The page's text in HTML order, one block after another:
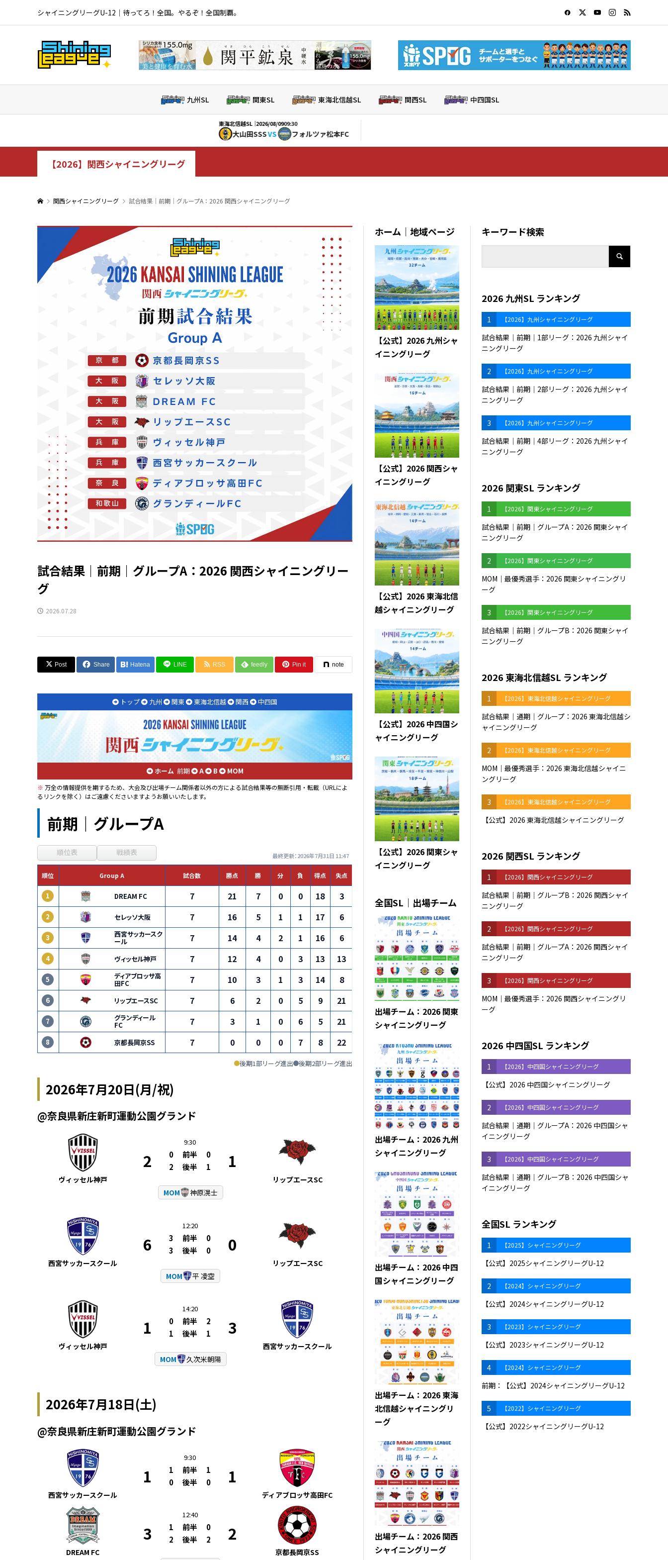
シャイニングリーグU-12｜待ってろ！全国。やるぞ！全国制覇。
九州SL 関東SL 東海北信越SL 関西SL 中四国SL
東海北信越SL｜2026/08/0909:30
大山田SSSVS フォルツァ松本FC
【2026】関西シャイニングリーグ
関西シャイニングリーグ 試合結果｜前期｜グループA：2026 関西シャイニングリーグ
試合結果｜前期｜グループA：2026 関西シャイニングリー
グ
2026.07.28
Post Share Hatena LINE RSS feedly Pin it note
トップ 九州 関東 東海北信越 関西 中四国
ホーム前期 A B MOM
※ 万全の情報提供を期するため、大会及び出場チーム関係者以外の方による試合結果等の無断引用・転載（URLによ
るリンクを除く）はご遠慮くださいますようお願いいたします。
前期｜グループA
順位表 戦績表 最終更新：2026年7月31日 11:47
順位 Group A 試合数 勝点 勝 分 負 得点 失点
1 DREAM FC 7 21 7 0 0 18 3 21
2 セレッソ大阪 7 16 5 1 1 17 6 0 16
3 西宮サッカースク
ール 7 14 4 2 1 16 6 14
4 ヴィッセル神戸 7 12 4 0 3 13 13 0 12
5 ディアブロッサ高
田FC 7 10 3 1 3 14 8 0 10
6 リップエースSC 7 6 2 0 5 9 21 0 6
7 グランディール
FC 7 3 1 0 6 5 21 0 3
8 京都長岡京SS 7 0 0 0 7 8 22 0 0
後期1部リーグ進出 後期2部リーグ進出
2026年7月20日(月/祝)
@奈良県新庄新町運動公園グランド
ヴィッセル神戸
9:30
2 0 前半 0 1
2 後半 1
リップエースSC
MOM
神原滉士
西宮サッカースクール
12:20
6 3 前半 0 0
3 後半 0
リップエースSC
MOM
平 凌空
ヴィッセル神戸
14:20
1 0 前半 2 3
1 後半 1
西宮サッカースクール
MOM
久次米朝陽
2026年7月18日(土)
@奈良県新庄新町運動公園グランド
西宮サッカースクール
9:30
1 1 前半 1 1
0 後半 0
ディアブロッサ高田FC
DREAM FC
12:40
3 1 前半 0 2
2 後半 2
京都長岡京SS
ホーム｜地域ページ
【公式】2026 九州シャ
イニングリーグ
【公式】2026 関西シャ
イニングリーグ
【公式】2026 東海北信
越シャイニングリーグ
【公式】2026 中四国シ
ャイニングリーグ
【公式】2026 関東シャ
イニングリーグ
全国SL｜出場チーム
出場チーム：2026 関東
シャイニングリーグ
出場チーム：2026 九州
シャイニングリーグ
出場チーム：2026 中四
国シャイニングリーグ
出場チーム：2026 東海
北信越シャイニングリ
ーグ
出場チーム：2026 関西
シャイニングリーグ
キーワード検索
2026 九州SL ランキング
1 【2026】九州シャイニングリーグ
試合結果｜前期｜1部リーグ：2026 九州シャイ
ニングリーグ
2 【2026】九州シャイニングリーグ
試合結果｜前期｜2部リーグ：2026 九州シャイ
ニングリーグ
3 【2026】九州シャイニングリーグ
試合結果｜前期｜4部リーグ：2026 九州シャイ
ニングリーグ
2026 関東SL ランキング
1 【2026】関東シャイニングリーグ
試合結果｜前期｜グループA：2026 関東シャイ
ニングリーグ
2 【2026】関東シャイニングリーグ
MOM｜最優秀選手：2026 関東シャイニングリ
ーグ
3 【2026】関東シャイニングリーグ
試合結果｜前期｜グループB：2026 関東シャイ
ニングリーグ
2026 東海北信越SL ランキング
1 【2026】東海北信越シャイニングリーグ
試合結果｜通期｜グループ：2026 東海北信越シ
ャイニングリーグ
2 【2026】東海北信越シャイニングリーグ
MOM｜最優秀選手：2026 東海北信越シャイニ
ングリーグ
3 【2026】東海北信越シャイニングリーグ
【公式】2026 東海北信越シャイニングリーグ
2026 関西SL ランキング
1 【2026】関西シャイニングリーグ
試合結果｜前期｜グループB：2026 関西シャイ
ニングリーグ
2 【2026】関西シャイニングリーグ
試合結果｜前期｜グループA：2026 関西シャイ
ニングリーグ
3 【2026】関西シャイニングリーグ
MOM｜最優秀選手：2026 関西シャイニングリ
ーグ
2026 中四国SL ランキング
1 【2026】中四国シャイニングリーグ
【公式】2026 中四国シャイニングリーグ
2 【2026】中四国シャイニングリーグ
試合結果｜通期｜グループA：2026 中四国シャ
イニングリーグ
3 【2026】中四国シャイニングリーグ
試合結果｜通期｜グループB：2026 中四国シャ
イニングリーグ
全国SL ランキング
1 【2025】シャイニングリーグ
【公式】2025シャイニングリーグU-12
2 【2024】シャイニングリーグ
【公式】2024シャイニングリーグU-12
3 【2023】シャイニングリーグ
【公式】2023シャイニングリーグU-12
4 【2024】シャイニングリーグ
前期：【公式】2024シャイニングリーグU-12
5 【2022】シャイニングリーグ
【公式】2022シャイニングリーグU-12